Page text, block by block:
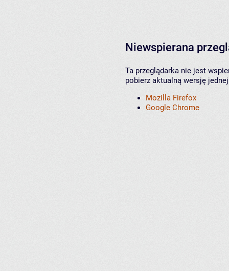
Niewspierana
Ta przeglądarka nie jest
pobierz aktualną wersję
Mozilla Firefox
Google Chrome